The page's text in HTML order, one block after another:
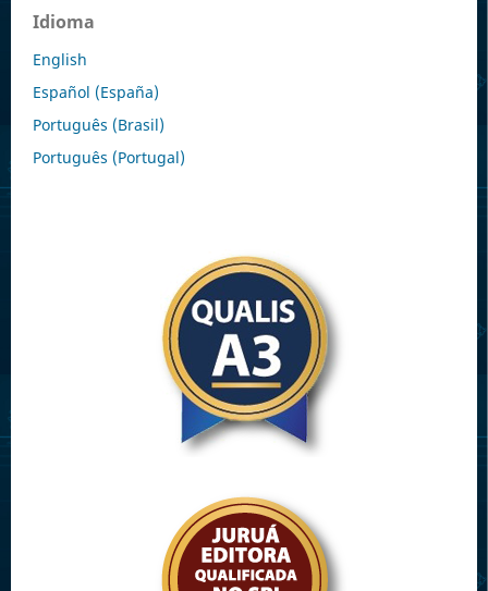
Idioma
English
Español (España)
Português (Brasil)
Português (Portugal)